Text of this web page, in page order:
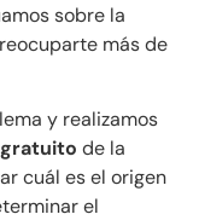
sobre la
más de
y realizamos
de la
cuál es el origen
el